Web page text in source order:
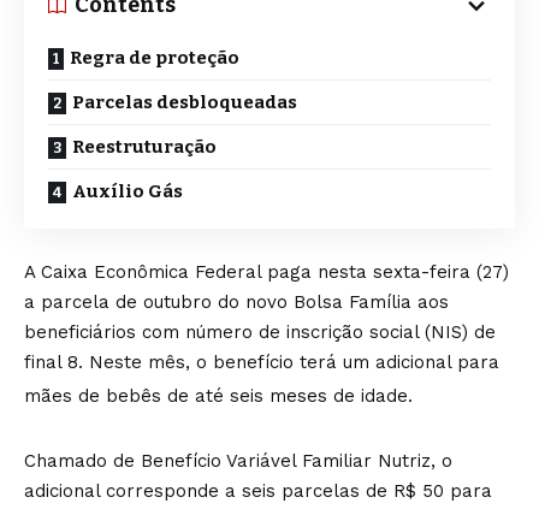
Regra de proteção
Parcelas desbloqueadas
Reestruturação
Auxílio Gás
A Caixa Econômica Federal paga nesta sexta-feira (27)
a parcela de outubro do novo Bolsa Família aos
beneficiários com número de inscrição social (NIS) de
final 8. Neste mês, o benefício terá um adicional para
mães de bebês de até seis meses de idade.
Chamado de Benefício Variável Familiar Nutriz, o
adicional corresponde a seis parcelas de R$ 50 para